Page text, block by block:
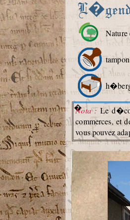
Nature
�
Nota :Le
commerces, et
vous pouvez